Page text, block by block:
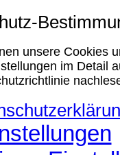
unsere Cookies
im Detail